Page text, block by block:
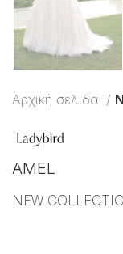
Αρχική σελίδα
AMEL
NEW